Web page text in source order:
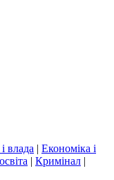
влада | Економіка і
| Кримінал |